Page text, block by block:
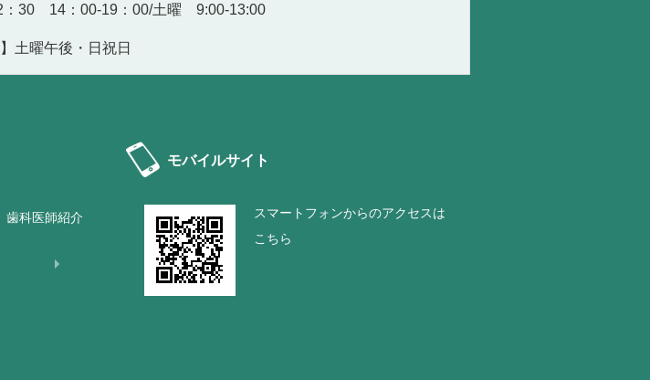
：30 14：00-19：00/土曜 9:00-13:00
】土曜午後・日祝日
歯科医師紹介
モバイルサイト
スマートフォンからのアクセスは
こちら